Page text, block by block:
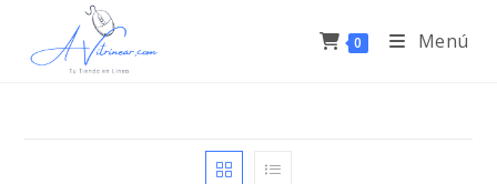
0 Menú